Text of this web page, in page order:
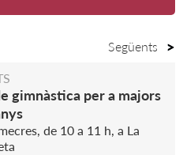
Següents
gimnàstica per a majors
de 10 a 11 h, a La